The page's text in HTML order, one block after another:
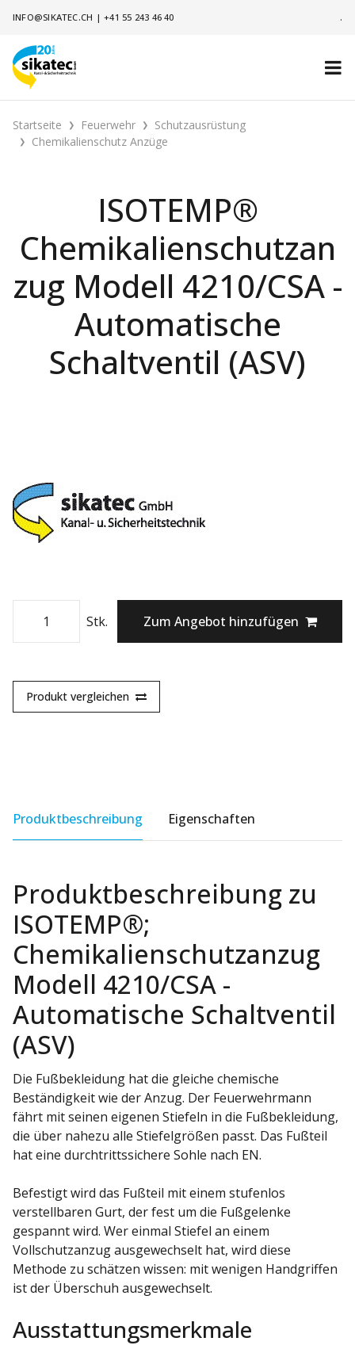
INFO@SIKATEC.CH |+41 55 243 46 40 .
Startseite Feuerwehr
Schutzausrüstung
Chemikalienschutz Anzüge
ISOTEMP®
Chemikalienschutzan
zug Modell 4210/CSA -
Automatische
Schaltventil (ASV)
Stk. Zum Angebot hinzufügen
Produkt vergleichen
Produktbeschreibung Eigenschaften
Produktbeschreibung zu
ISOTEMP®;
Chemikalienschutzanzug
Modell 4210/CSA -
Automatische Schaltventil
(ASV)
Die Fußbekleidung hat die gleiche chemische
Beständigkeit wie der Anzug. Der Feuerwehrmann
fährt mit seinen eigenen Stiefeln in die Fußbekleidung,
die über nahezu alle Stiefelgrößen passt. Das Fußteil
hat eine durchtrittssichere Sohle nach EN.
Befestigt wird das Fußteil mit einem stufenlos
verstellbaren Gurt, der fest um die Fußgelenke
gespannt wird. Wer einmal Stiefel an einem
Vollschutzanzug ausgewechselt hat, wird diese
Methode zu schätzen wissen: mit wenigen Handgriffen
ist der Überschuh ausgewechselt.
Ausstattungsmerkmale